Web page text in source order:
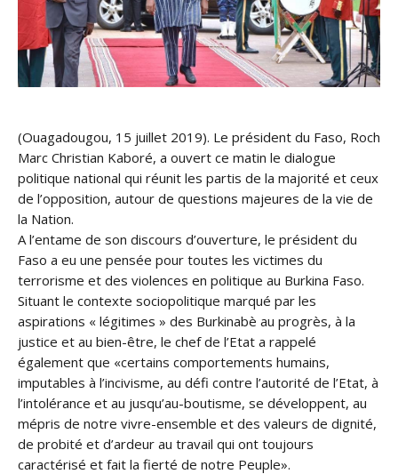
(Ouagadougou, 15 juillet 2019). Le président du Faso, Roch
Marc Christian Kaboré, a ouvert ce matin le dialogue
politique national qui réunit les partis de la majorité et ceux
de l’opposition, autour de questions majeures de la vie de
la Nation.
A l’entame de son discours d’ouverture, le président du
Faso a eu une pensée pour toutes les victimes du
terrorisme et des violences en politique au Burkina Faso.
Situant le contexte sociopolitique marqué par les
aspirations « légitimes » des Burkinabè au progrès, à la
justice et au bien-être, le chef de l’Etat a rappelé
également que «certains comportements humains,
imputables à l’incivisme, au défi contre l’autorité de l’Etat, à
l’intolérance et au jusqu’au-boutisme, se développent, au
mépris de notre vivre-ensemble et des valeurs de dignité,
de probité et d’ardeur au travail qui ont toujours
caractérisé et fait la fierté de notre Peuple».